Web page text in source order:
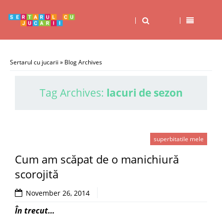
Sertarul cu jucarii » Blog Archives
Tag Archives: lacuri de sezon
superbitatile mele
Cum am scăpat de o manichiură
scorojită
November 26, 2014
În trecut…